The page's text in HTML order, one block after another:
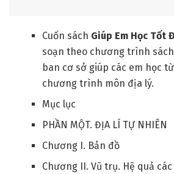
Cuốn sách Giúp Em Học Tốt
soạn theo chương trình
ban cơ sở giúp các em học
chương trình môn địa lý.
Mục lục
PHẦN MỘT. ĐỊA LÍ TỰ NHIÊN
Chương I. Bản đồ
Chương II. Vũ trụ. Hệ quả